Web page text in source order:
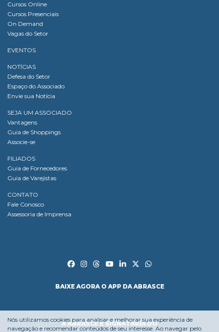
Cursos Online
Cursos Presenciais
On Demand
Vagas do Setor
EVENTOS
NOTÍCIAS
Defesa do Setor
Espaço do Associado
Envie sua Notícia
SEJA UM ASSOCIADO
Vantagens
Guia de Shoppings
Associe-se
FILIADOS
Guia de Fornecedores
Guia de Varejistas
CONTATO
Fale Conosco
Assessoria de Imprensa
BAIXE AGORA O APP DA ABRASCE
A ABRASCE É SIGNATÁRIA DO
Nós utilizamos cookies para analisar e melhorar sua experiência de
navegação e recomendar conteúdos de seu interesse. Ao navegar pelo